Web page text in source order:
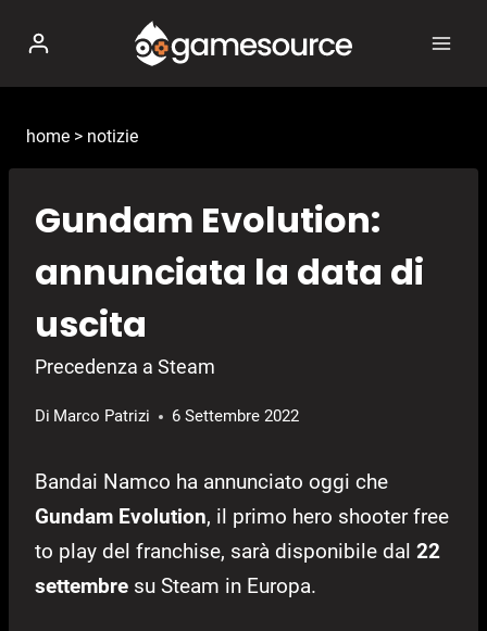
contenuto
home > notizie
Gundam Evolution:
annunciata la data di
uscita
Precedenza a Steam
Di Marco Patrizi 6 Settembre 2022
Bandai Namco ha annunciato oggi che
Gundam Evolution, il primo hero shooter free
to play del franchise, sarà disponibile dal 22
settembre su Steam in Europa.